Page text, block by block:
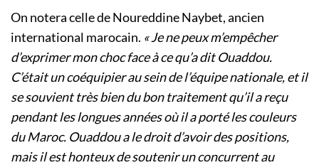
On notera celle de Noureddine Naybet, ancien
international marocain. « Je ne peux m’empêcher
d’exprimer mon choc face à ce qu’a dit Ouaddou.
C’était un coéquipier au sein de l’équipe nationale, et il
se souvient très bien du bon traitement qu’il a reçu
pendant les longues années où il a porté les couleurs
du Maroc. Ouaddou a le droit d’avoir des positions,
mais il est honteux de soutenir un concurrent au